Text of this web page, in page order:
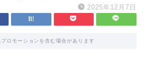
2025年12月7日
ロモーションを含む場合があります